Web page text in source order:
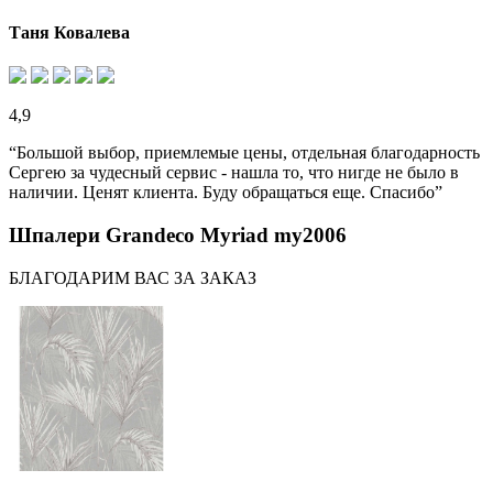
Таня Ковалева
4,9
“Большой выбор, приемлемые цены, отдельная благодарность
Сергею за чудесный сервис - нашла то, что нигде не было в
наличии. Ценят клиента. Буду обращаться еще. Спасибо”
Шпалери Grandeco Myriad my2006
БЛАГОДАРИМ ВАС ЗА ЗАКАЗ